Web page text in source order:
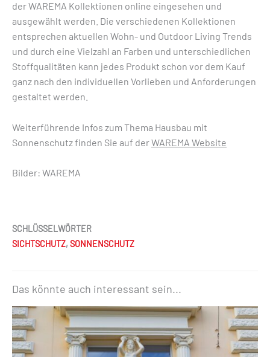
der WAREMA Kollektionen online eingesehen und
ausgewählt werden. Die verschiedenen Kollektionen
entsprechen aktuellen Wohn- und Outdoor Living Trends
und durch eine Vielzahl an Farben und unterschiedlichen
Stoffqualitäten kann jedes Produkt schon vor dem Kauf
ganz nach den individuellen Vorlieben und Anforderungen
gestaltet werden.
Weiterführende Infos zum Thema Hausbau mit
Sonnenschutz finden Sie auf derWAREMA Website
Bilder: WAREMA
SCHLÜSSELWÖRTER
SICHTSCHUTZ, SONNENSCHUTZ
Das könnte auch interessant sein...